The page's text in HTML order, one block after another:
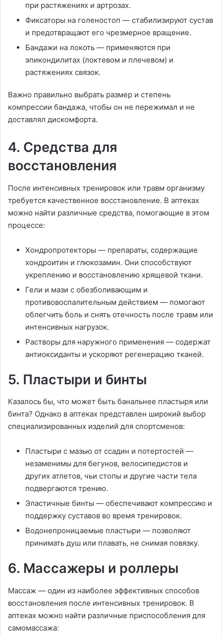
при растяжениях и артрозах.
Фиксаторы на голеностоп — стабилизируют сустав
и предотвращают его чрезмерное вращение.
Бандажи на локоть — применяются при
эпикондилитах (локтевом и плечевом) и
растяжениях связок.
Важно правильно выбрать размер и степень
компрессии бандажа, чтобы он не пережимал и не
доставлял дискомфорта.
4. Средства для
восстановления
После интенсивных тренировок или травм организму
требуется качественное восстановление. В аптеках
можно найти различные средства, помогающие в этом
процессе:
Хондропротекторы — препараты, содержащие
хондроитин и глюкозамин. Они способствуют
укреплению и восстановлению хрящевой ткани.
Гели и мази с обезболивающим и
противовоспалительным действием — помогают
облегчить боль и снять отечность после травм или
интенсивных нагрузок.
Растворы для наружного применения — содержат
антиоксиданты и ускоряют регенерацию тканей.
5. Пластыри и бинты
Казалось бы, что может быть банальнее пластыря или
бинта? Однако в аптеках представлен широкий выбор
специализированных изделий для спортсменов:
Пластыри с мазью от ссадин и потертостей —
незаменимы для бегунов, велосипедистов и
других атлетов, чьи стопы и другие части тела
подвергаются трению.
Эластичные бинты — обеспечивают компрессию и
поддержку суставов во время тренировок.
Водонепроницаемые пластыри — позволяют
принимать душ или плавать, не снимая повязку.
6. Массажеры и роллеры
Массаж — один из наиболее эффективных способов
восстановления после интенсивных тренировок. В
аптеках можно найти различные приспособления для
самомассажа: